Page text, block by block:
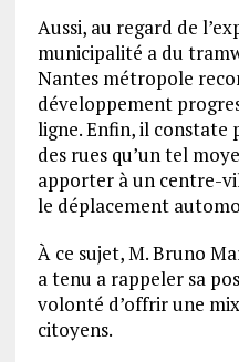
Aussi, au regard de
municipalité a du
Nantes métropole
développement
ligne. Enfin, il constate
des rues qu’un tel
apporter à un centre-
le déplacement
À ce sujet, M. Bruno
a tenu a rappeler sa
volonté d’offrir une
citoyens.